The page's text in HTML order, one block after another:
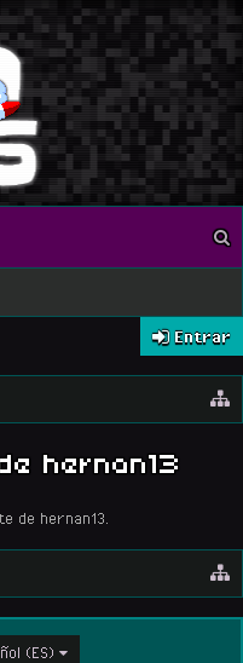
Entrar
hernan13
de hernan13.
(ES)